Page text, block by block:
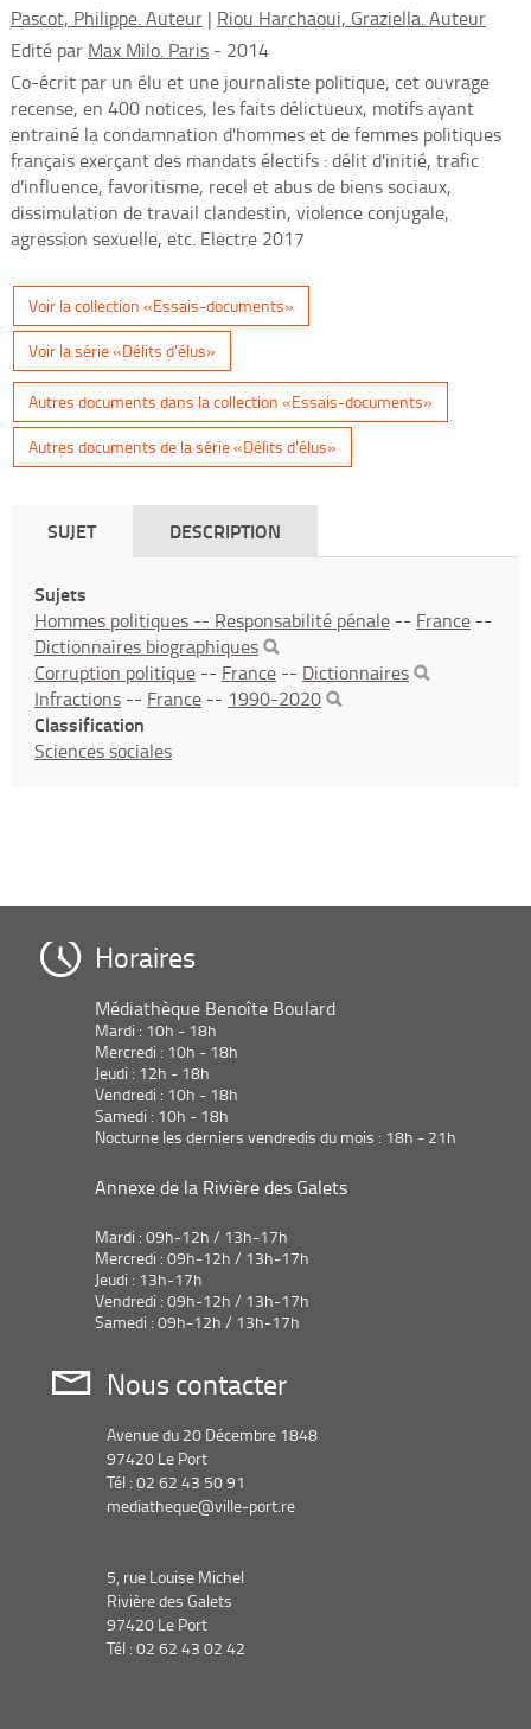
Pascot, Philippe. Auteur | Riou Harchaoui, Graziella. Auteur
Edité par Max Milo. Paris - 2014
Co-écrit par un élu et une journaliste politique, cet ouvrage
recense, en 400 notices, les faits délictueux, motifs ayant
entrainé la condamnation d'hommes et de femmes politiques
français exerçant des mandats électifs : délit d'initié, trafic
d'influence, favoritisme, recel et abus de biens sociaux,
dissimulation de travail clandestin, violence conjugale,
agression sexuelle, etc. Electre 2017
Voir la collection «Essais-documents»
Voir la série «Délits d'élus»
Autres documents dans la collection «Essais-documents»
Autres documents de la série «Délits d'élus»
SUJET DESCRIPTION
Sujets
Hommes politiques -- Responsabilité pénale -- France --
Dictionnaires biographiques
Corruption politique -- France -- Dictionnaires
Infractions -- France -- 1990-2020
Classification
Sciences sociales
Horaires
Médiathèque Benoîte Boulard
Mardi : 10h - 18h
Mercredi : 10h - 18h
Jeudi : 12h - 18h
Vendredi : 10h - 18h
Samedi : 10h - 18h
Nocturne les derniers vendredis du mois : 18h - 21h
Annexe de la Rivière des Galets
Mardi : 09h-12h / 13h-17h
Mercredi : 09h-12h / 13h-17h
Jeudi : 13h-17h
Vendredi : 09h-12h / 13h-17h
Samedi : 09h-12h / 13h-17h
Nous contacter
Avenue du 20 Décembre 1848
97420 Le Port
Tél : 02 62 43 50 91
mediatheque@ville-port.re
5, rue Louise Michel
Rivière des Galets
97420 Le Port
Tél : 02 62 43 02 42